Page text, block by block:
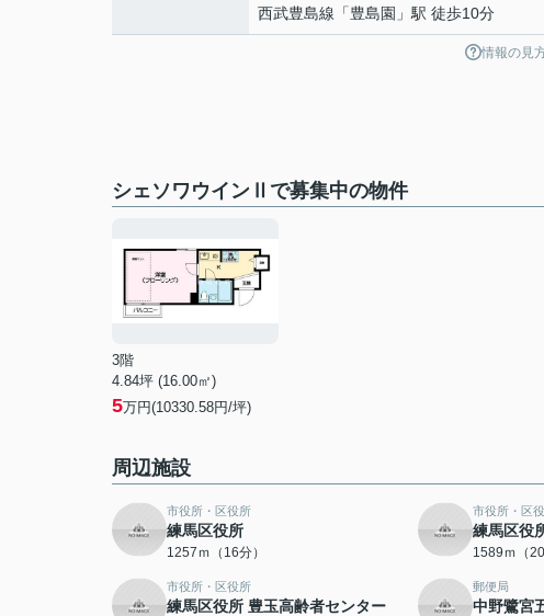
西武豊島線 「豊島園 」駅 徒歩10分
情報の見
シェソワウインⅡで募集中の物件
3階
4.84坪 (16.00㎡)
5万円(10330.58円/坪)
周辺施設
市役所・区役所
練馬区役所
1257ｍ（16分）
市役所・区
練馬区役
1589ｍ（20
市役所・区役所
練馬区役所 豊玉高齢者センター
郵便局
中野鷺宮